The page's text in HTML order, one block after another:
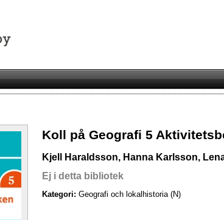
Koll på Geografi 5
Kjell Haraldsson, Hanna Karlsson,
Ej i detta bibliotek
Kategori: Geografi och lokalhistoria (N)